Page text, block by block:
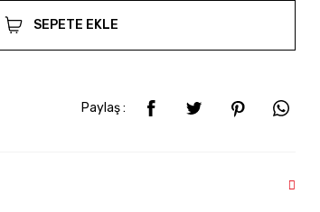
SEPETE EKLE
Paylaş :